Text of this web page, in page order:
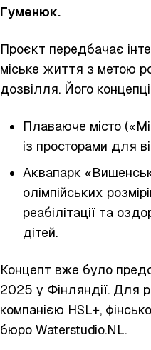
Гуменюк.
Проєкт передбачає
міське життя з метою
дозвілля. Його
Плаваюче місто
із просторами для
Аквапарк
олімпійських
реабілітації та
дітей.
Концепт вже було
2025 у Фінляндії. Для
компанією HSL+,
бюро Waterstudio.NL.